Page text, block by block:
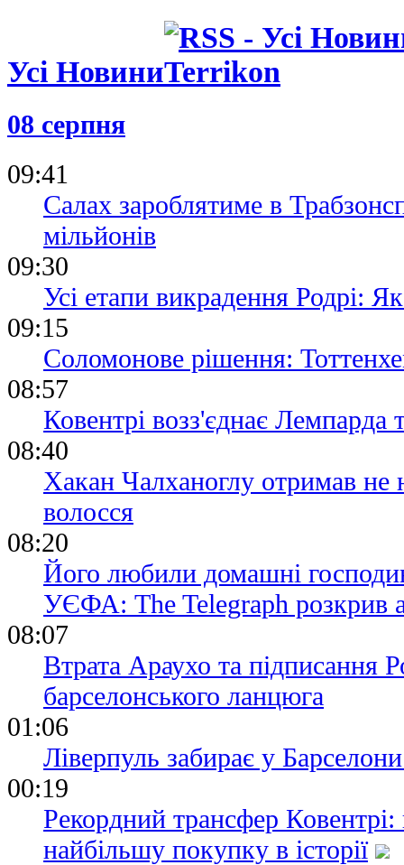
Усі Новини
08 серпня
09:41
Салах зароблятиме в
мільйонів
09:30
Усі етапи викрадення Родрі:
09:15
Соломонове рішення:
08:57
Ковентрі возз'єднає Лемпарда
08:40
Хакан Чалханоглу отримав не
волосся
08:20
Його любили домашні
УЄФА: The Telegraph розкрив
08:07
Втрата Араухо та підписання
барселонського ланцюга
01:06
Ліверпуль забирає у
00:19
Рекордний трансфер
найбільшу покупку в історії